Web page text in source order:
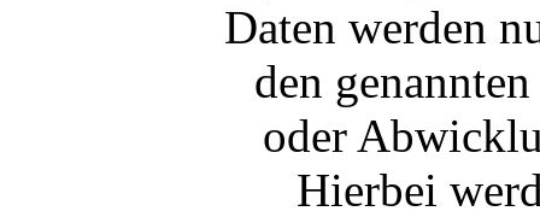
Daten werden
den
oder
Hierbei